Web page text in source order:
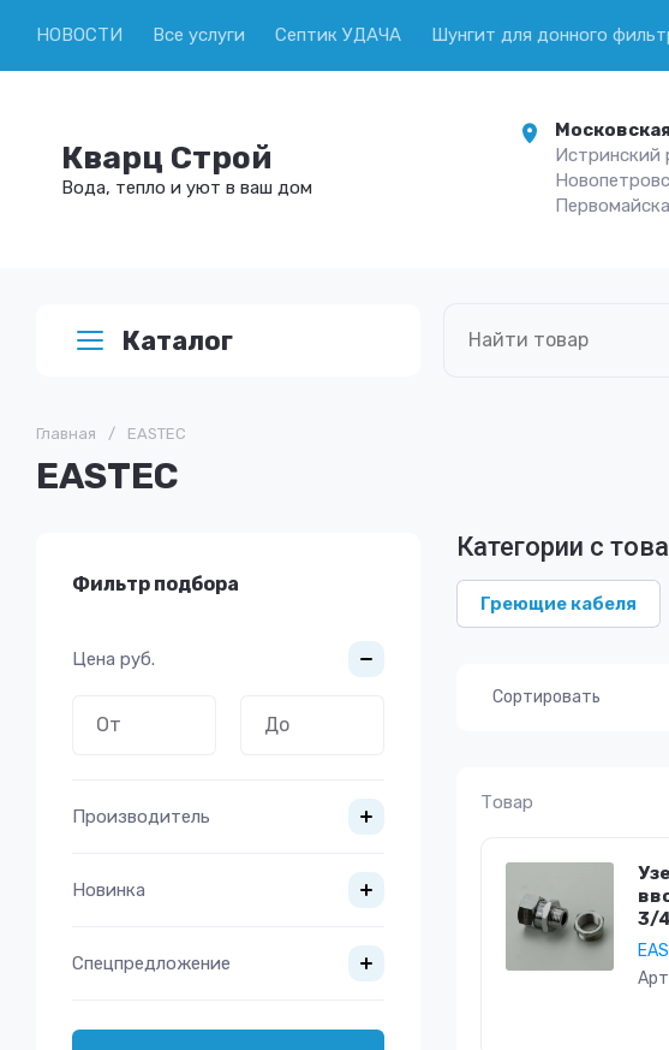
НОВОСТИ Все услуги Септик УДАЧА Шунгит для донного
Кварц Строй
Вода, тепло и уют в ваш дом
Истринский
Каталог
Главная / EASTEC
EASTEC
Фильтр подбора
Цена руб.
Производитель
Новинка
Спецпредложение
Категории с
Греющие кабеля
Сортировать
Название - А-Я
Товар
3/